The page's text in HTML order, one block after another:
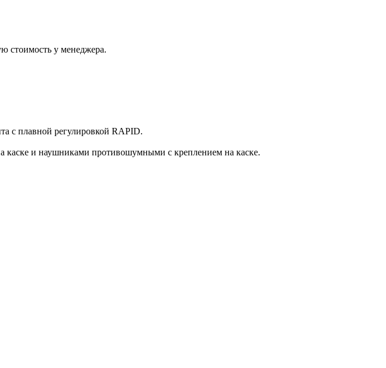
стоимость у менеджера.
с плавной регулировкой RAPID.
и наушниками противошумными с креплением на каске.